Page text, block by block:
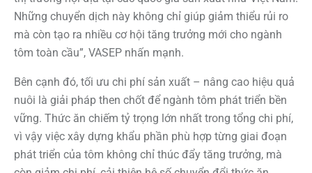
Những chuyển dịch này không chỉ giúp giảm thiểu rủi ro
mà còn tạo ra nhiều cơ hội tăng trưởng mới cho ngành
tôm toàn cầu”, VASEP nhấn mạnh.
Bên cạnh đó, tối ưu chi phí sản xuất – nâng cao hiệu quả
nuôi là giải pháp then chốt để ngành tôm phát triển bền
vững. Thức ăn chiếm tỷ trọng lớn nhất trong tổng chi phí,
vì vậy việc xây dựng khẩu phần phù hợp từng giai đoạn
phát triển của tôm không chỉ thúc đẩy tăng trưởng, mà